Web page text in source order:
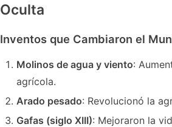
Oculta
Inventos que Cambiaron el
Molinos de agua y viento:
agrícola.
Arado pesado: Revolucionó la
Gafas (siglo XIII): Mejoraron la